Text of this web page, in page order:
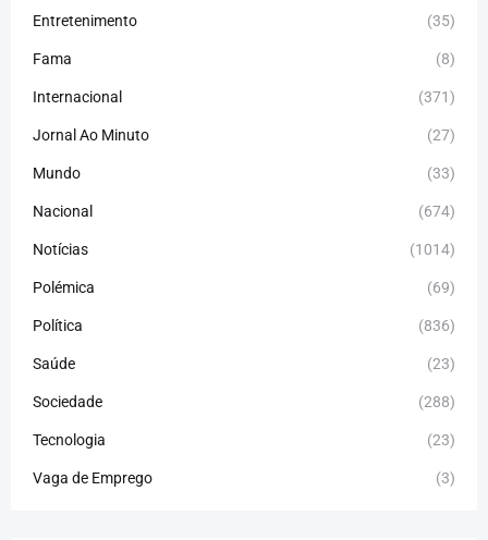
Entretenimento (35)
Fama (8)
Internacional (371)
Jornal Ao Minuto (27)
Mundo (33)
Nacional (674)
Notícias (1014)
Polémica (69)
Política (836)
Saúde (23)
Sociedade (288)
Tecnologia (23)
Vaga de Emprego (3)